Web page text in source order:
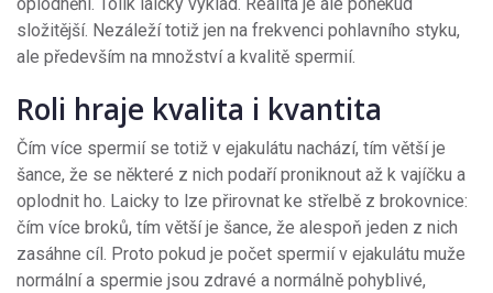
složitější. Nezáleží totiž jen na frekvenci pohlavního styku,
ale především na množství a kvalitě spermií.
Roli hraje kvalita i kvantita
Čím více spermií se totiž v ejakulátu nachází, tím větší je
šance, že se některé z nich podaří proniknout až k vajíčku a
oplodnit ho. Laicky to lze přirovnat ke střelbě z brokovnice:
čím více broků, tím větší je šance, že alespoň jeden z nich
zasáhne cíl. Proto pokud je počet spermií v ejakulátu muže
normální a spermie jsou zdravé a normálně pohyblivé,